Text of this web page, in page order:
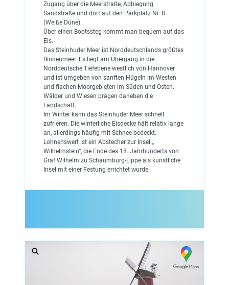
Zugang über die Meerstraße, Abbiegung
Sandstraße und dort auf den Parkplatz Nr. 8
(Weiße Düne).
Über einen Bootssteg kommt man bequem auf das
Eis.
Das Steinhuder Meer ist Norddeutschlands größtes
Binnenmeer. Es liegt am Übergang in die
Norddeutsche Tiefebene westlich von Hannover
und ist umgeben von sanften Hügeln im Westen
und flachen Moorgebieten im Süden und Osten.
Wälder und Wiesen prägen daneben die
Landschaft.
Im Winter kann das Steinhuder Meer schnell
zufrieren. Die winterliche Eisdecke hält relativ lange
an, allerdings häufig mit Schnee bedeckt.
Lohnenswert ist ein Abstecher zur Insel „
Wilhelmstein“, die Ende des 18. Jahrhunderts von
Graf Wilhelm zu Schaumburg-Lippe als künstliche
Insel mit einer Festung errichtet wurde.